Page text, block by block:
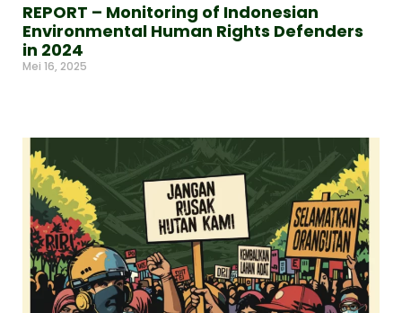
REPORT – Monitoring of Indonesian
Environmental Human Rights Defenders
in 2024
Mei 16, 2025